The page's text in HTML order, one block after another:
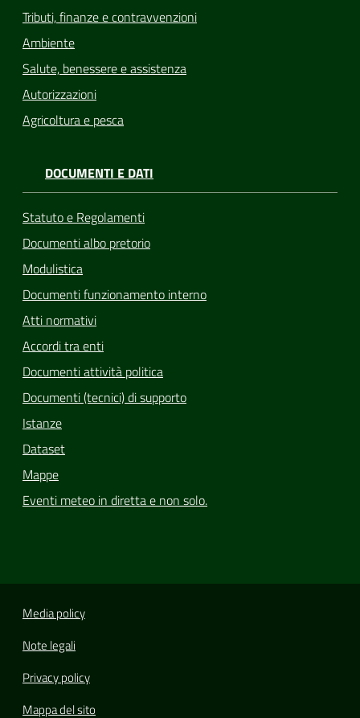
Tributi, finanze e contravvenzioni
Ambiente
Salute, benessere e assistenza
Autorizzazioni
Agricoltura e pesca
DOCUMENTI E DATI
Statuto e Regolamenti
Documenti albo pretorio
Modulistica
Documenti funzionamento interno
Atti normativi
Accordi tra enti
Documenti attività politica
Documenti (tecnici) di supporto
Istanze
Dataset
Mappe
Eventi meteo in diretta e non solo.
Media policy
Note legali
Privacy policy
Mappa del sito